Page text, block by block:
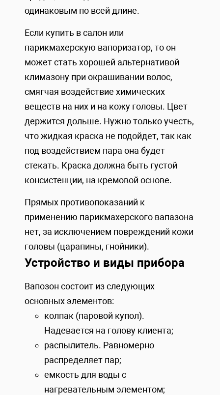
одинаковым по всей длине.
Если купить в салон или
парикмахерскую вапоризатор, то он
может стать хорошей альтернативой
климазону при окрашивании волос,
смягчая воздействие химических
веществ на них и на кожу головы. Цвет
держится дольше. Нужно только учесть,
что жидкая краска не подойдет, так как
под воздействием пара она будет
стекать. Краска должна быть густой
консистенции, на кремовой основе.
Прямых противопоказаний к
применению парикмахерского вапазона
нет, за исключением повреждений кожи
головы (царапины, гнойники).
Устройство и виды прибора
Вапозон состоит из следующих
основных элементов:
колпак (паровой купол).
Надевается на голову клиента;
распылитель. Равномерно
распределяет пар;
емкость для воды с
нагревательным элементом;